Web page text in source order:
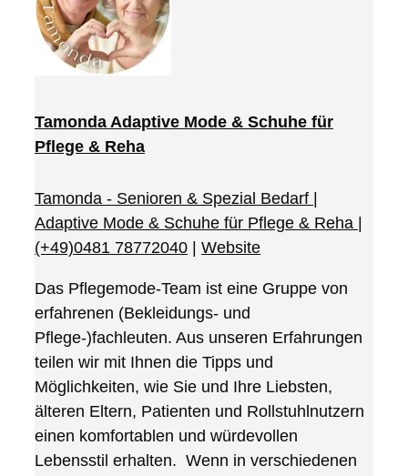
Tamonda Adaptive Mode & Schuhe für
Pflege & Reha
Tamonda - Senioren & Spezial Bedarf |
Adaptive Mode & Schuhe für Pflege & Reha |
(+49)0481 78772040 | Website
Das Pflegemode-Team ist eine Gruppe von
erfahrenen (Bekleidungs- und
Pflege-)fachleuten. Aus unseren Erfahrungen
teilen wir mit Ihnen die Tipps und
Möglichkeiten, wie Sie und Ihre Liebsten,
älteren Eltern, Patienten und Rollstuhlnutzern
einen komfortablen und würdevollen
Lebensstil erhalten. Wenn in verschiedenen